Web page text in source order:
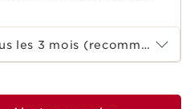
Envoi automatique tous les 3 mois (recommandé)